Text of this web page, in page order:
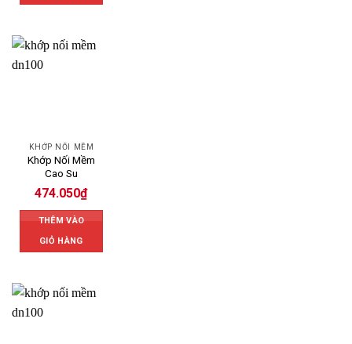
KHỚP NỐI MỀM
Khớp Nối Mềm
Cao Su
474.050₫
THÊM VÀO
GIỎ HÀNG